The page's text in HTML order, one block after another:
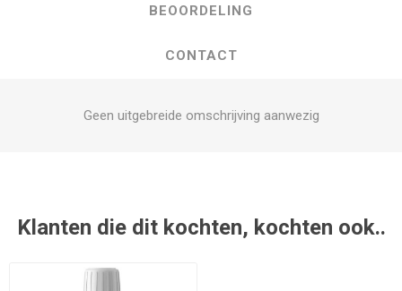
BEOORDELING
CONTACT
Geen uitgebreide omschrijving aanwezig
Klanten die dit kochten, kochten ook..